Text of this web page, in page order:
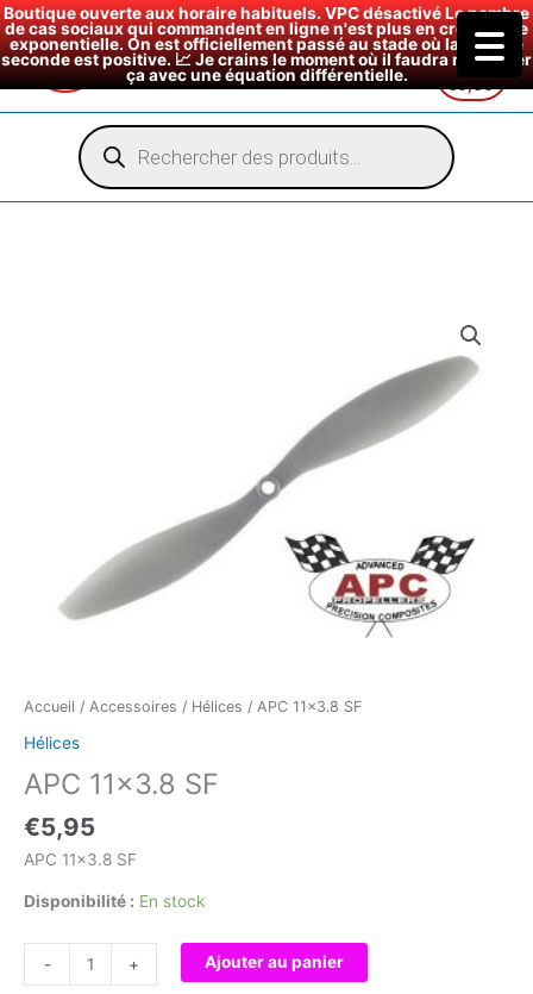
Boutique ouverte aux horaire habituels. VPC désactivé Le nombre
de cas sociaux qui commandent en ligne n'est plus en croissance
exponentielle. On est officiellement passé au stade où la dérivée
seconde est positive. 📈 Je crains le moment où il faudra modéliser
ça avec une équation différentielle.
€0,00
Recherche
de
produits
Accueil / Accessoires / Hélices / APC 11×3.8 SF
Hélices
APC 11×3.8 SF
€5,95
APC 11×3.8 SF
Disponibilité : En stock
-
de
+ Ajouter au panier